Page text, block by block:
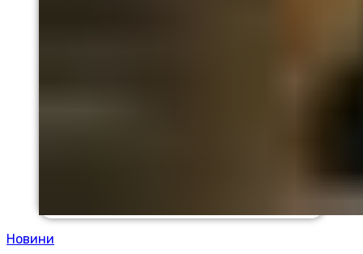
Новини